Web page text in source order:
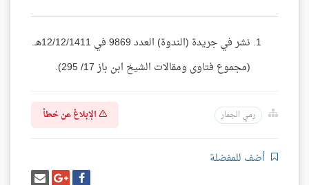
نشر في جريدة (الندوة) العدد 9869 في 12/12/1411هـ.
(مجموع فتاوى ومقالات الشيخ ابن باز 17/ 295).
رمي الجمار الإبلاغ عن خطأ
أضف للمفضلة
شارك شاركإرسل